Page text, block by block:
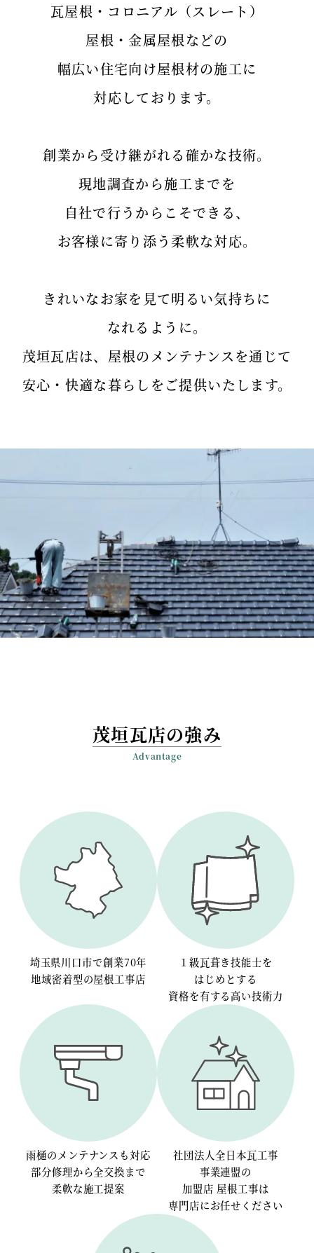
瓦屋根・コロニアル（スレート）
屋根・金属屋根などの
幅広い住宅向け屋根材の施工に
対応しております。
創業から受け継がれる確かな技術。
現地調査から施工までを
自社で行うからこそできる、
お客様に寄り添う柔軟な対応。
きれいなお家を見て明るい気持ちに
なれるように。
茂垣瓦店は、屋根のメンテナンスを通じて
安心・快適な暮らしをご提供いたします。
茂垣瓦店の強み
Advantage
埼玉県川口市で創業70年
地域密着型の屋根工事店
１級瓦葺き技能士を
はじめとする
資格を有する高い技術力
雨樋のメンテナンスも対応
部分修理から全交換まで
柔軟な施工提案
社団法人全日本瓦工事
事業連盟の
加盟店 屋根工事は
専門店にお任せください